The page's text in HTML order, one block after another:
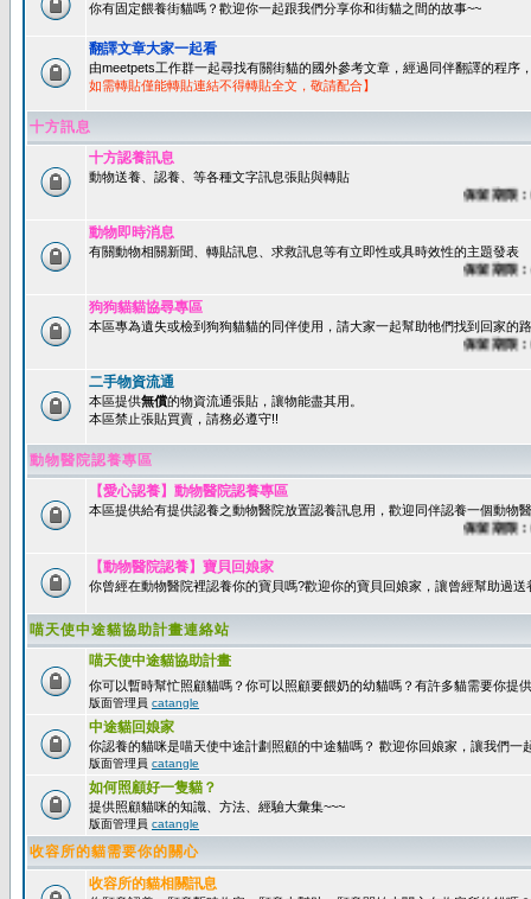
你有固定餵養街貓嗎？歡迎你一起跟我們分享你和街貓之間的故事~~
翻譯文章大家一起看
由meetpets工作群一起尋找有關街貓的國外參考文章，經過同伴翻譯的程序
如需轉貼僅能轉貼連結不得轉貼全文，敬請配合】
十方訊息
十方認養訊息
動物送養、認養、等各種文字訊息張貼與轉貼
保留期限：60
動物即時消息
有關動物相關新聞、轉貼訊息、求救訊息等有立即性或具時效性的主題發表
保留期限：45
狗狗貓貓協尋專區
本區專為遺失或檢到狗狗貓貓的同伴使用，請大家一起幫助牠們找到回家的
保留期限：60
二手物資流通
本區提供無償的物資流通張貼，讓物能盡其用。
本區禁止張貼買賣，請務必遵守!!
動物醫院認養專區
【愛心認養】動物醫院認養專區
本區提供給有提供認養之動物醫院放置認養訊息用，歡迎同伴認養一個動物
保留期限：60
【動物醫院認養】寶貝回娘家
你曾經在動物醫院裡認養你的寶貝嗎?歡迎你的寶貝回娘家，讓曾經幫助過
喵天使中途貓協助計畫連絡站
喵天使中途貓協助計畫
你可以暫時幫忙照顧貓嗎？你可以照顧要餵奶的幼貓嗎？有許多貓需要你提
版面管理員 catangle
中途貓回娘家
你認養的貓咪是喵天使中途計劃照顧的中途貓嗎？ 歡迎你回娘家，讓我們一
版面管理員 catangle
如何照顧好一隻貓？
提供照顧貓咪的知識、方法、經驗大彙集~~~
版面管理員 catangle
收容所的貓需要你的關心
收容所的貓相關訊息